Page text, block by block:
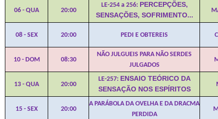
06 - QUA 20:00
LE-254 a 256: PERCEPÇÕES,
SENSAÇÕES, SOFRIMENTO...
08 - SEX 20:00 PEDI E OBTEREIS
10 - DOM 08:30
NÃO JULGUEIS PARA NÃO SERDES
JULGADOS
13 - QUA 20:00
LE-257: ENSAIO TEÓRICO DA
SENSAÇÃO NOS ESPÍRITOS
15 - SEX 20:00
A PARÁBOLA DA OVELHA E DA DRACMA
PERDIDA